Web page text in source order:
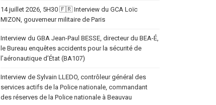
14 juillet 2026, 5H30 🇫🇷 Interview du GCA Loïc
MIZON, gouverneur militaire de Paris
Interview du GBA Jean-Paul BESSE, directeur du BEA-É,
le Bureau enquêtes accidents pour la sécurité de
l’aéronautique d’État (BA107)
Interview de Sylvain LLEDO, contrôleur général des
services actifs de la Police nationale, commandant
des réserves de la Police nationale à Beauvau